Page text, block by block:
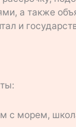
а также
и
с морем,